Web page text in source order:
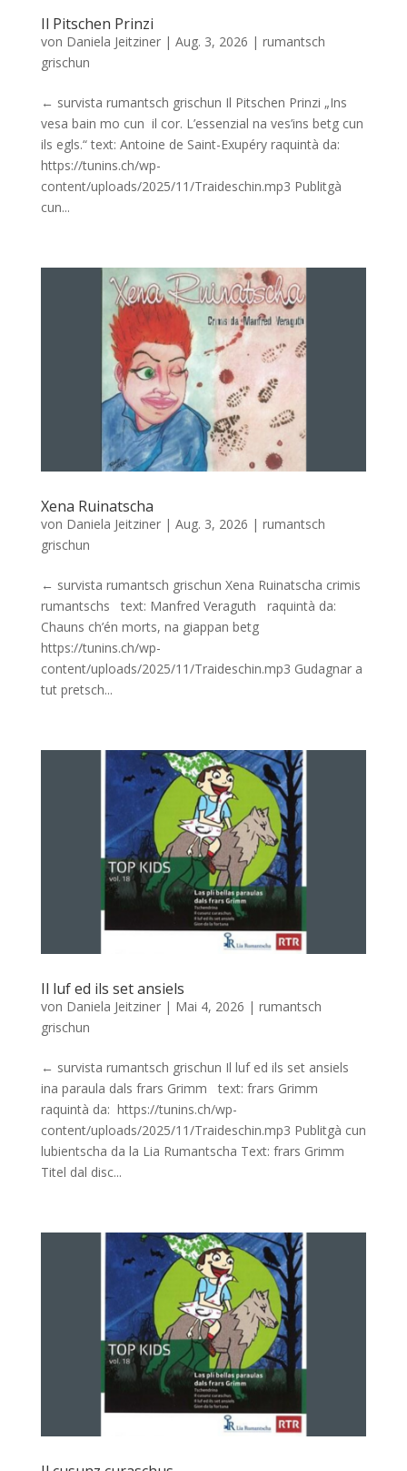
Il Pitschen Prinzi
von Daniela Jeitziner| Aug. 3, 2026 | rumantsch
grischun
← survista rumantsch grischun Il Pitschen Prinzi „Ins
vesa bain mo cun il cor. L’essenzial na ves’ins betg cun
ils egls.“ text: Antoine de Saint-Exupéry raquintà da:
https://tunins.ch/wp-
content/uploads/2025/11/Traideschin.mp3 Publitgà
cun...
Xena Ruinatscha
von Daniela Jeitziner| Aug. 3, 2026 | rumantsch
grischun
← survista rumantsch grischun Xena Ruinatscha crimis
rumantschs text: Manfred Veraguth raquintà da:
Chauns ch’én morts, na giappan betg
https://tunins.ch/wp-
content/uploads/2025/11/Traideschin.mp3 Gudagnar a
tut pretsch...
Il luf ed ils set ansiels
von Daniela Jeitziner| Mai 4, 2026 | rumantsch
grischun
← survista rumantsch grischun Il luf ed ils set ansiels
ina paraula dals frars Grimm text: frars Grimm
raquintà da: https://tunins.ch/wp-
content/uploads/2025/11/Traideschin.mp3 Publitgà cun
lubientscha da la Lia Rumantscha Text: frars Grimm
Titel dal disc...